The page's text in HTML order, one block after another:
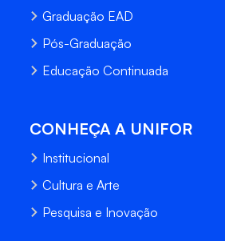
Graduação EAD
Pós-Graduação
Educação Continuada
CONHEÇA A UNIFOR
Institucional
Cultura e Arte
Pesquisa e Inovação